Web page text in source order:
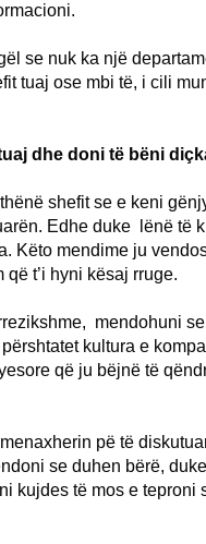
se nuk ka një
tuaj ose mbi të, i cili
dhe doni të bëni
shefit se e keni
Edhe duke
lënë të
Këto mendime ju
t’i hyni kësaj rruge.
mendohuni
kultura e
që ju bëjnë të
pë të
se duhen bërë,
kujdes të mos e teproni